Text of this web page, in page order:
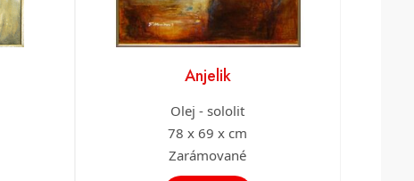
Anjelik
Olej - sololit
78 x 69 x cm
Zarámované